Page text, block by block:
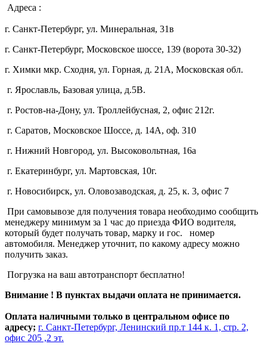
Адреса :
г. Санкт-Петербург, ул. Минеральная, 31в
г. Санкт-Петербург, Московское шоссе, 139 (ворота 30-32)
г. Химки мкр. Сходня, ул. Горная, д. 21А, Московская обл.
г. Ярославль, Базовая улица, д.5В.
г. Ростов-на-Дону, ул. Троллейбусная, 2, офис 212г.
г. Саратов, Московское Шоссе, д. 14А, оф. 310
г. Нижний Новгород, ул. Высоковольтная, 16а
г. Екатеринбург, ул. Мартовская, 10г.
г. Новосибирск, ул. Оловозаводская, д. 25, к. 3, офис 7
При самовывозе для получения товара необходимо сообщить
менеджеру минимум за 1 час до приезда ФИО водителя,
который будет получать товар, марку и гос. номер
автомобиля. Менеджер уточнит, по какому адресу можно
получить заказ.
Погрузка на ваш автотранспорт бесплатно!
Внимание ! В пунктах выдачи оплата не принимается.
Оплата наличными только в центральном офисе по
адресу; г. Санкт-Петербург, Ленинский пр.т 144 к. 1, стр. 2,
офис 205 ,2 эт.